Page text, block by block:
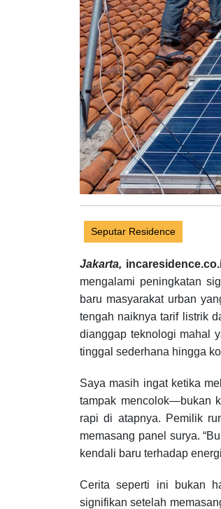
Seputar Residence
Jakarta,
mengalami peningkatan
baru masyarakat urban
tengah naiknya tarif listrik
dianggap teknologi mahal
tinggal sederhana hingga
Saya masih ingat ketika
tampak mencolok—bukan
rapi di atapnya. Pemilik
memasang panel surya.
kendali baru terhadap
Cerita seperti ini bukan
signifikan setelah